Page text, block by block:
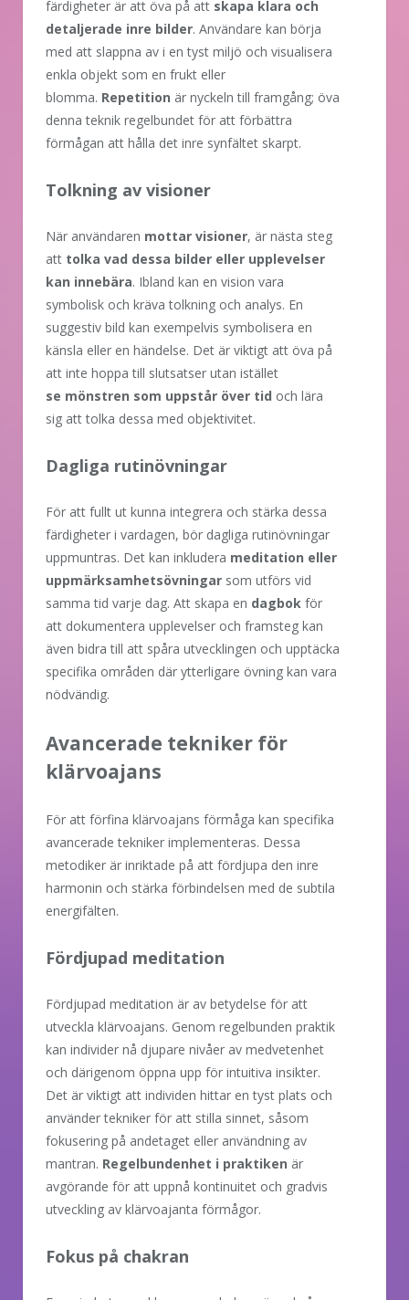
färdigheter är att öva på att skapa klara och
detaljerade inre bilder. Användare kan börja
med att slappna av i en tyst miljö och visualisera
enkla objekt som en frukt eller
blomma. Repetition är nyckeln till framgång; öva
denna teknik regelbundet för att förbättra
förmågan att hålla det inre synfältet skarpt.
Tolkning av visioner
När användaren mottar visioner, är nästa steg
att tolka vad dessa bilder eller upplevelser
kan innebära. Ibland kan en vision vara
symbolisk och kräva tolkning och analys. En
suggestiv bild kan exempelvis symbolisera en
känsla eller en händelse. Det är viktigt att öva på
att inte hoppa till slutsatser utan istället
se mönstren som uppstår över tid och lära
sig att tolka dessa med objektivitet.
Dagliga rutinövningar
För att fullt ut kunna integrera och stärka dessa
färdigheter i vardagen, bör dagliga rutinövningar
uppmuntras. Det kan inkludera meditation eller
uppmärksamhetsövningar som utförs vid
samma tid varje dag. Att skapa en dagbok för
att dokumentera upplevelser och framsteg kan
även bidra till att spåra utvecklingen och upptäcka
specifika områden där ytterligare övning kan vara
nödvändig.
Avancerade tekniker för
klärvoajans
För att förfina klärvoajans förmåga kan specifika
avancerade tekniker implementeras. Dessa
metodiker är inriktade på att fördjupa den inre
harmonin och stärka förbindelsen med de subtila
energifälten.
Fördjupad meditation
Fördjupad meditation är av betydelse för att
utveckla klärvoajans. Genom regelbunden praktik
kan individer nå djupare nivåer av medvetenhet
och därigenom öppna upp för intuitiva insikter.
Det är viktigt att individen hittar en tyst plats och
använder tekniker för att stilla sinnet, såsom
fokusering på andetaget eller användning av
mantran. Regelbundenhet i praktiken är
avgörande för att uppnå kontinuitet och gradvis
utveckling av klärvoajanta förmågor.
Fokus på chakran